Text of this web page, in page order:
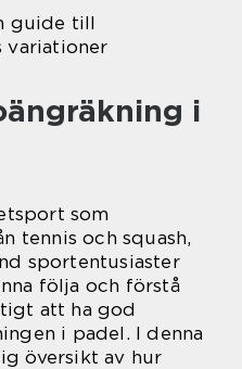
guide till
variationer
i
som
tennis och squash,
sportentusiaster
följa och förstå
att ha god
i padel. I denna
översikt av hur